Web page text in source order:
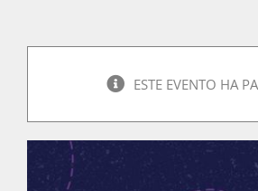
La Boletina
ESTE EVENTO HA